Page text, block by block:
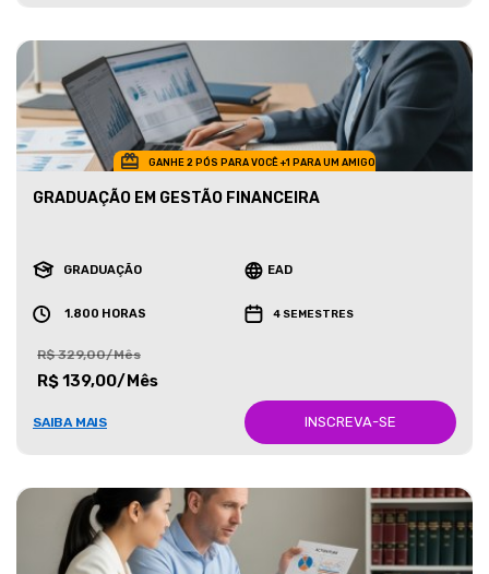
GANHE 2 PÓS PARA VOCÊ +1 PARA UM AMIGO
GRADUAÇÃO EM GESTÃO FINANCEIRA
GRADUAÇÃO EAD
1.800 HORAS 4 SEMESTRES
R$ 329,00/Mês
R$ 139,00/Mês
SAIBA MAIS INSCREVA-SE